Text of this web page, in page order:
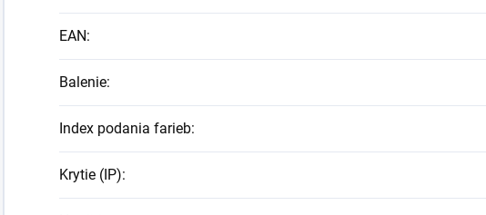
EAN:
Balenie:
Index podania farieb:
Krytie (IP):